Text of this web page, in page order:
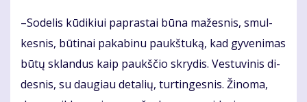
–So­de­lis kū­di­kiui pa­pras­tai bū­na ma­žes­nis, smul­
kes­nis, bū­ti­nai pa­ka­bi­nu paukš­tu­ką, kad gy­ve­ni­mas
bū­tų sklan­dus kaip paukš­čio skry­dis. Ves­tu­vi­nis di­
des­nis, su dau­giau de­ta­lių, tur­tin­ges­nis. Ži­no­ma,